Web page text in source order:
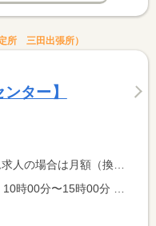
所 三田出張所）
ター】
ト求人の場合は時間額を表示しています。